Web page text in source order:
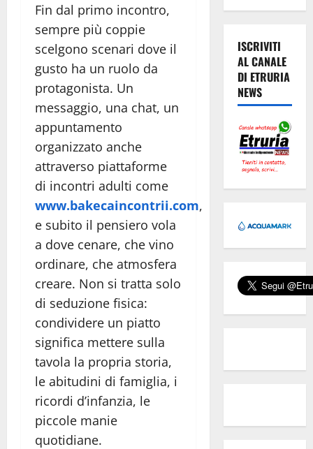
Fin dal primo incontro,
sempre più coppie
scelgono scenari dove il
gusto ha un ruolo da
protagonista. Un
messaggio, una chat, un
appuntamento
organizzato anche
attraverso piattaforme
di incontri adulti come
www.bakecaincontrii.com,
e subito il pensiero vola
a dove cenare, che vino
ordinare, che atmosfera
creare. Non si tratta solo
di seduzione fisica:
condividere un piatto
significa mettere sulla
tavola la propria storia,
le abitudini di famiglia, i
ricordi d’infanzia, le
piccole manie
quotidiane.
ISCRIVITI
AL CANALE
DI ETRURIA
NEWS